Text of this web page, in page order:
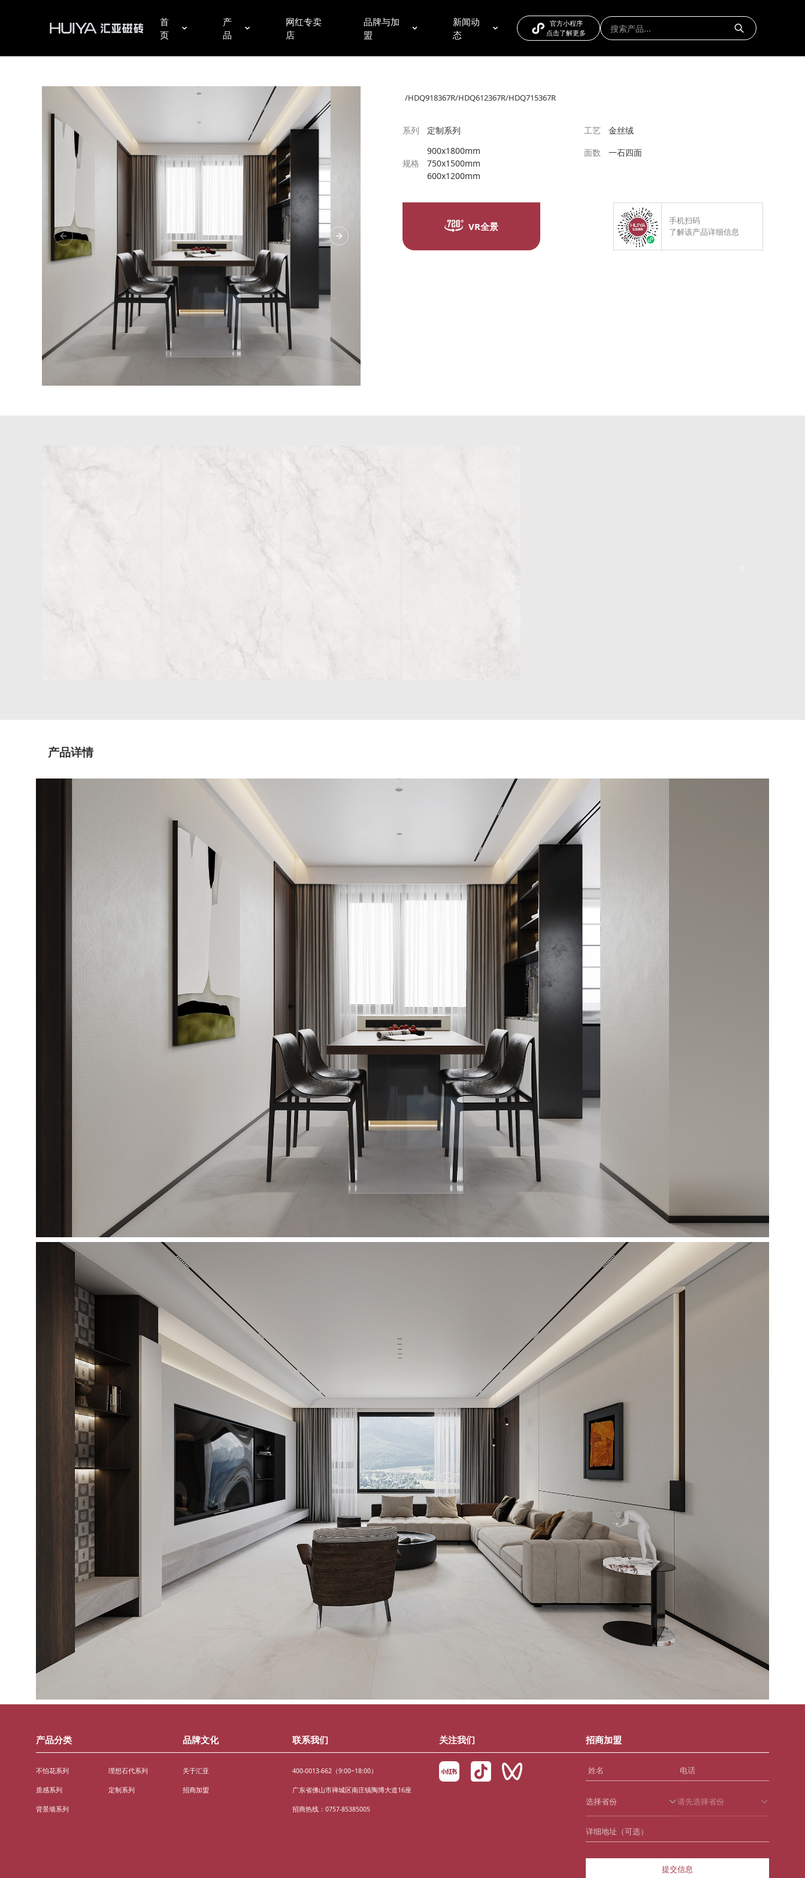
首
页
产
品
网红专卖
店
品牌与加
盟
新闻动
态
官方小程序
点击了解更多
Previous Slide Next Slide
/HDQ918367R/HDQ612367R/HDQ715367R
系列 定制系列
规格
900x1800mm
750x1500mm
600x1200mm
工艺
金丝绒
面数
一石四面
VR全景
手机扫码
了解该产品详细信息
产品详情
产品分类 品牌文化 联系我们 关注我们 招商加盟
不怕花系列 理想石代系列
质感系列 定制系列
背景墙系列
关于汇亚
招商加盟
400-0013-662（9:00~18:00）
广东省佛山市禅城区南庄镇陶博大道16座
招商热线：0757-85385005
选择省份 请先选择省份
提交信息